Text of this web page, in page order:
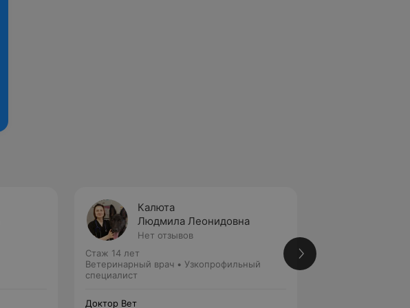
Калюта
Людмила Леонидовна
Нет отзывов
Стаж 14 лет
Ветеринарный врач • Узкопрофильный
специалист
Доктор Вет